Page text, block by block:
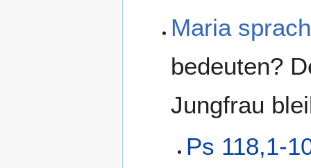
Maria
bedeuten?
Jungfrau
Ps 118,1-